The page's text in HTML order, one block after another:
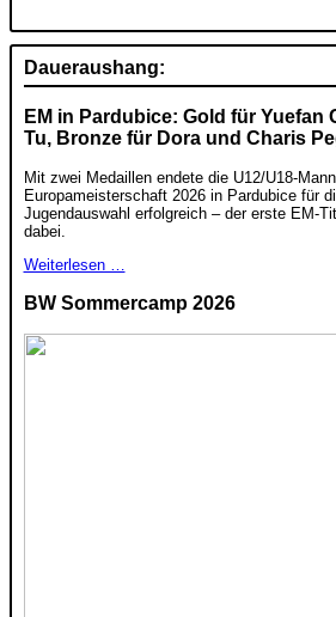
Daueraushang:
EM in Pardubice: Gold für Yuefan
Tu, Bronze für Dora und Charis
Mit zwei Medaillen endete die U12/U18-
Europameisterschaft 2026 in Pardubice für
Jugendauswahl erfolgreich – der erste EM-
dabei.
Weiterlesen …
BW Sommercamp 2026